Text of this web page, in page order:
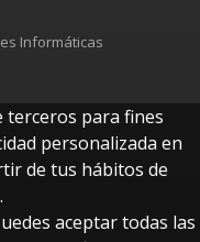
Informáticas
terceros para fines
personalizada en
de tus hábitos de
aceptar todas las